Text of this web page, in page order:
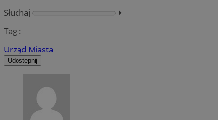
Słuchaj
⏵︎
Tagi:
Urząd Miasta
Udostępnij